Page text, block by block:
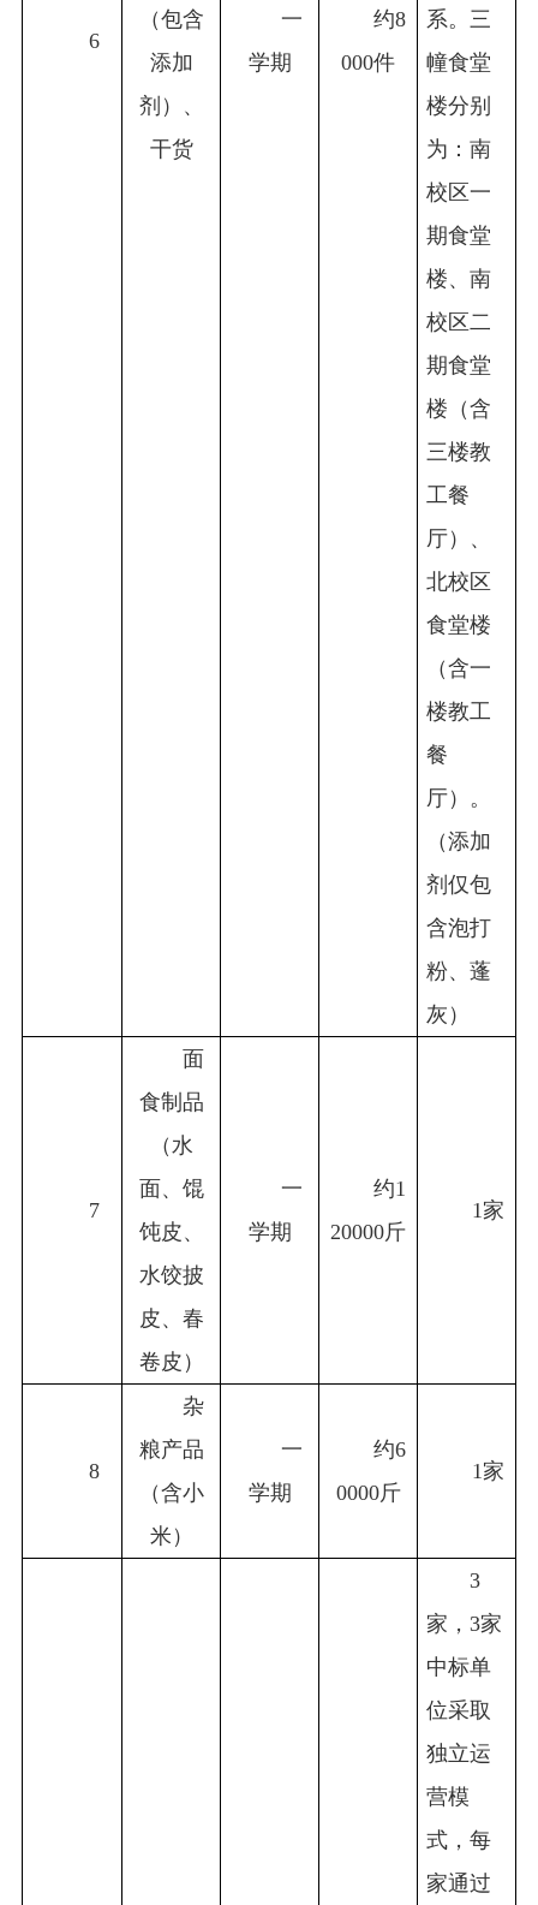
6
（包含
添加
剂）、
干货
一
学期
约8
000件
系。三
幢食堂
楼分别
为：南
校区一
期食堂
楼、南
校区二
期食堂
楼（含
三楼教
工餐
厅）、
北校区
食堂楼
（含一
楼教工
餐
厅）。
（添加
剂仅包
含泡打
粉、蓬
灰）
7
面
食制品
（水
面、馄
饨皮、
水饺披
皮、春
卷皮）
一
学期
约1
20000斤
1家
8
杂
粮产品
（含小
米）
一
学期
约6
0000斤
1家
3
家，3家
中标单
位采取
独立运
营模
式，每
家通过